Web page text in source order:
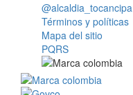
@alcaldia_tocancipa
Términos y políticas
Mapa del sitio
PQRS